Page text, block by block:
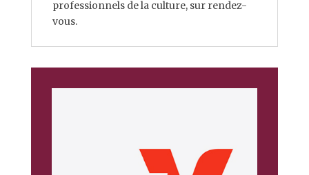
professionnels de la culture, sur rendez-
vous.